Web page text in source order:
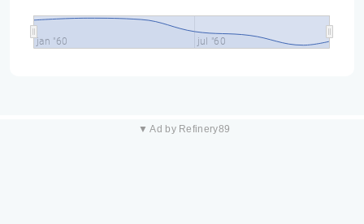
jan "60 jul "60
▼ Ad by Refinery89